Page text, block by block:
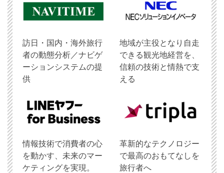
訪日・国内・海外旅行
者の動態分析／ナビゲ
ーションシステムの提
供
地域が主役となり自走
できる観光地経営を、
信頼の技術と情熱で支
える
情報技術で消費者の心
を動かす、未来のマー
ケティングを実現。
革新的なテクノロジー
で最高のおもてなしを
旅行者へ